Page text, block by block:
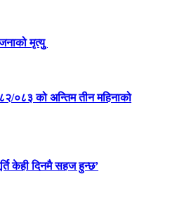
मृत्युु
०८३ को अन्तिम तीन महिनाको
केही दिनमै सहज हुन्छ’